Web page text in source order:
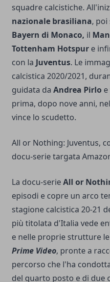
squadre calcistiche.
nazionale brasiliana, poi
Bayern di Monaco, il
Tottenham Hotspur e
con la Juventus. Le
calcistica 2020/2021,
guidata da Andrea Pirlo
prima, dopo nove anni,
vince lo scudetto.
All or Nothing: Juventus,
docu-serie targata
La docu-serieAll or
episodi e copre un arco
stagione calcistica 20-21
più titolata d'Italia vede
e nelle proprie strutture
Prime Video, pronte a
percorso che l'ha
del quarto posto e di due